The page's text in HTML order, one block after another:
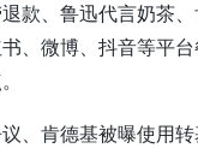
款、鲁迅代言奶茶
、微博、抖音等平
、肯德基被曝使用